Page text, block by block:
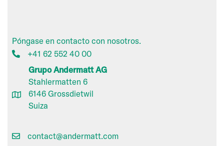
Póngase en contacto con nosotros.
+41 62 552 40 00
Grupo Andermatt AG
Stahlermatten 6
6146 Grossdietwil
Suiza
contact@andermatt.com